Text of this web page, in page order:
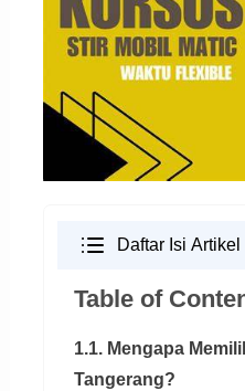
Daftar Isi Artikel
Table of
1.1. Mengapa
Tangerang?